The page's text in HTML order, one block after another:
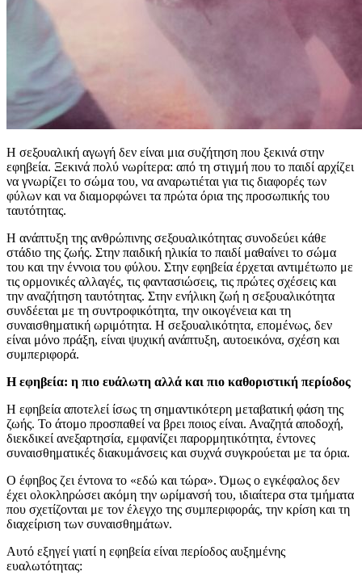
Η σεξουαλική αγωγή δεν είναι μια συζήτηση που ξεκινά στην
εφηβεία. Ξεκινά πολύ νωρίτερα: από τη στιγμή που το παιδί αρχίζει
να γνωρίζει το σώμα του, να αναρωτιέται για τις διαφορές των
φύλων και να διαμορφώνει τα πρώτα όρια της προσωπικής του
ταυτότητας.
Η ανάπτυξη της ανθρώπινης σεξουαλικότητας συνοδεύει κάθε
στάδιο της ζωής. Στην παιδική ηλικία το παιδί μαθαίνει το σώμα
του και την έννοια του φύλου. Στην εφηβεία έρχεται αντιμέτωπο με
τις ορμονικές αλλαγές, τις φαντασιώσεις, τις πρώτες σχέσεις και
την αναζήτηση ταυτότητας. Στην ενήλικη ζωή η σεξουαλικότητα
συνδέεται με τη συντροφικότητα, την οικογένεια και τη
συναισθηματική ωριμότητα. Η σεξουαλικότητα, επομένως, δεν
είναι μόνο πράξη, είναι ψυχική ανάπτυξη, αυτοεικόνα, σχέση και
συμπεριφορά.
Η εφηβεία: η πιο ευάλωτη αλλά και πιο καθοριστική περίοδος
Η εφηβεία αποτελεί ίσως τη σημαντικότερη μεταβατική φάση της
ζωής. Το άτομο προσπαθεί να βρει ποιος είναι. Αναζητά αποδοχή,
διεκδικεί ανεξαρτησία, εμφανίζει παρορμητικότητα, έντονες
συναισθηματικές διακυμάνσεις και συχνά συγκρούεται με τα όρια.
Ο έφηβος ζει έντονα το «εδώ και τώρα». Όμως ο εγκέφαλος δεν
έχει ολοκληρώσει ακόμη την ωρίμανσή του, ιδιαίτερα στα τμήματα
που σχετίζονται με τον έλεγχο της συμπεριφοράς, την κρίση και τη
διαχείριση των συναισθημάτων.
Αυτό εξηγεί γιατί η εφηβεία είναι περίοδος αυξημένης
ευαλωτότητας: